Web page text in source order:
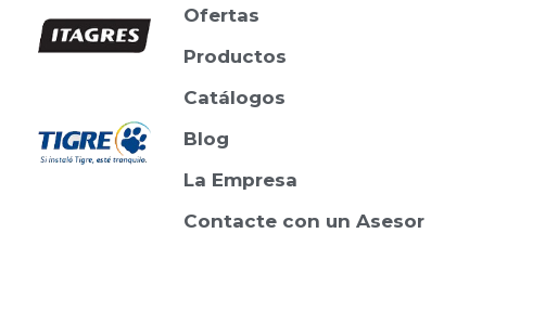
Ofertas
Productos
Catálogos
Blog
La Empresa
Contacte con un Asesor